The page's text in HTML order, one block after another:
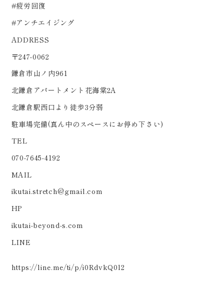
#疲労回復
#アンチエイジング
ADDRESS
〒247-0062
鎌倉市山ノ内961
北鎌倉アパートメント花海棠2A
北鎌倉駅西口より徒歩3分弱
駐車場完備(真ん中のスペースにお停め下さい)
TEL
070-7645-4192
MAIL
ikutai.stretch@gmail.com
HP
ikutai-beyond-s.com
LINE
https://line.me/ti/p/i0RdvkQ0l2